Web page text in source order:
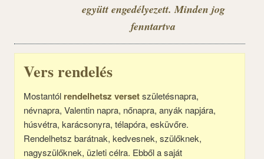
együtt engedélyezett. Minden jog
fenntartva
Vers rendelés
Mostantól rendelhetsz versetszületésnapra,
névnapra, Valentin napra, nőnapra, anyák napjára,
húsvétra, karácsonyra, télapóra, esküvőre.
Rendelhetsz barátnak, kedvesnek, szülőknek,
nagyszülőknek, üzleti célra. Ebből a saját